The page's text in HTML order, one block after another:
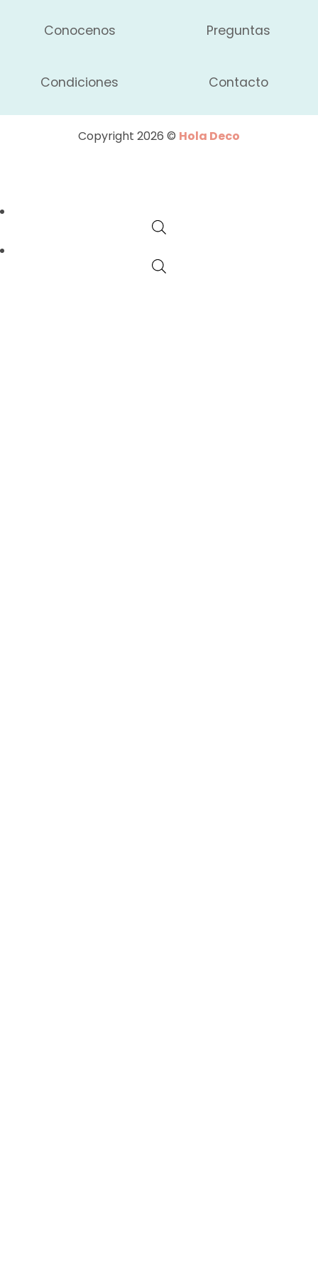
Conocenos Preguntas
Condiciones Contacto
Copyright 2026 © Hola Deco